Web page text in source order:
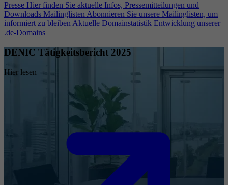
Presse Hier finden Sie aktuelle Infos, Pressemitteilungen und
Downloads Mailinglisten Abonnieren Sie unsere Mailinglisten, um
informiert zu bleiben Aktuelle Domainstatistik Entwicklung unserer
.de-Domains
DENIC Tätigkeitsbericht 2025
Hier lesen